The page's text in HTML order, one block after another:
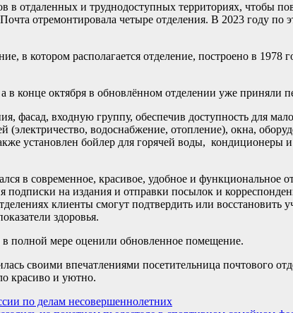
в отдаленных и труднодоступных территориях, чтобы
отремонтировала четыре отделения. В 2023 году
в котором располагается отделение, построено в 1978
в конце октября в обновлённом отделении уже приняли
фасад, входную группу, обеспечив доступность для
(электричество, водоснабжение, отопление), окна,
установлен бойлер для горячей воды,
в современное, красивое, удобное и
подписки на издания и отправки посылок и
клиенты смогут подтвердить или восстановить
здоровья.
полной мере оценили обновленное помещение.
своими впечатлениями посетительница почтового
красиво и уютно.
по делам несовершеннолетних